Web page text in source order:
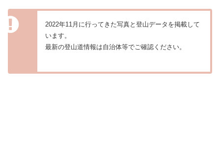
2022年11月に行ってきた写真と登山データを掲載して
います。
最新の登山道情報は自治体等でご確認ください。